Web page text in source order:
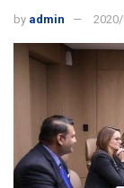
by admin